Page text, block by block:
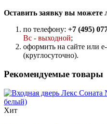
Оставить заявку вы
по телефону: +7 (495)
Вс - выходной;
оформить на сайте или
(круглосуточно).
Рекомендуемые товары
Хит